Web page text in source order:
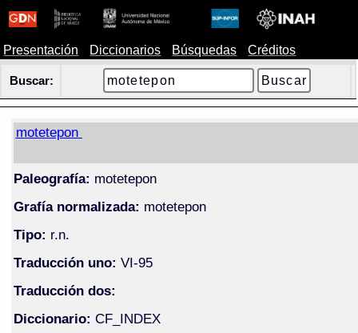
Presentación Diccionarios Búsquedas Créditos
Buscar:
motetepon
Paleografía: motetepon
Grafía normalizada: motetepon
Tipo: r.n.
Traducción uno: VI-95
Traducción dos:
Diccionario: CF_INDEX